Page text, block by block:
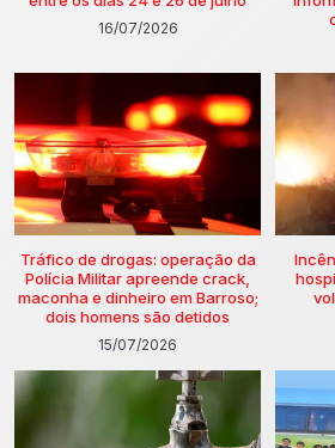
16/07/2026
Tráfico de drogas: operação da
Polícia Militar apreende crack,
maconha e dinheiro em Barroso;
dois homens são detidos
15/07/2026